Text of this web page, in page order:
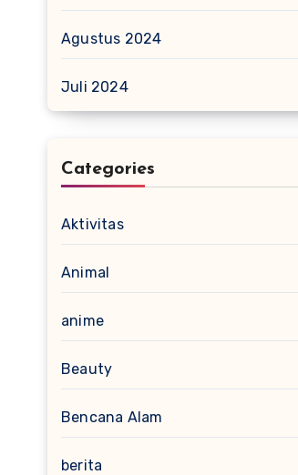
Agustus 2024
Juli 2024
Categories
Aktivitas
Animal
anime
Beauty
Bencana Alam
berita